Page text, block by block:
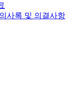
사록 및 의결사항